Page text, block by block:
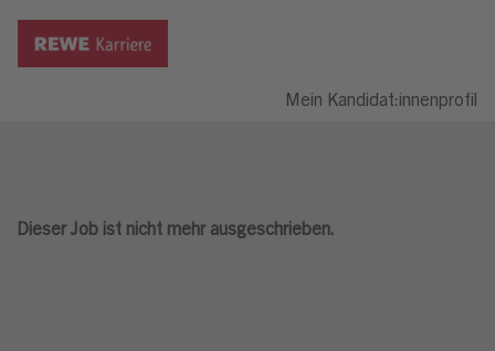
Mein Kandidat:innenprofil
Dieser Job ist nicht mehr ausgeschrieben.